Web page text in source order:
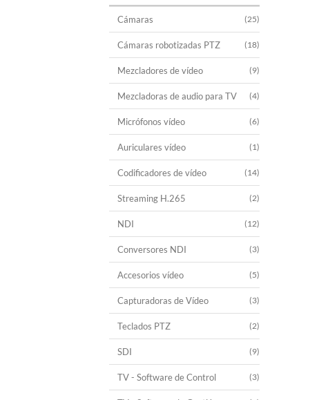
Cámaras (25)
Cámaras robotizadas PTZ (18)
Mezcladores de vídeo (9)
Mezcladoras de audio para TV (4)
Micrófonos vídeo (6)
Auriculares vídeo (1)
Codificadores de vídeo (14)
Streaming H.265 (2)
NDI (12)
Conversores NDI (3)
Accesorios vídeo (5)
Capturadoras de Vídeo (3)
Teclados PTZ (2)
SDI (9)
TV - Software de Control (3)